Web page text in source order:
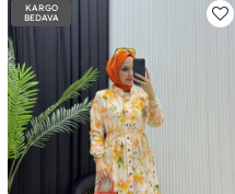
KARGO
BEDAVA